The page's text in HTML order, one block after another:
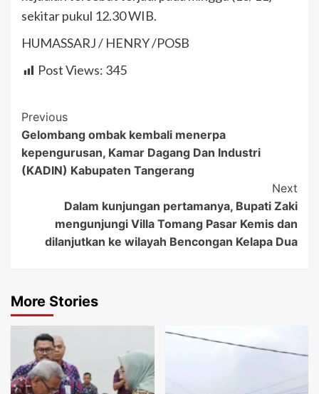
sekitar pukul 12.30 WIB.
HUMASSARJ / HENRY /POSB
Post Views: 345
Post
Navigation
Previous
Gelombang ombak kembali menerpa
kepengurusan, Kamar Dagang Dan Industri
(KADIN) Kabupaten Tangerang
Next
Dalam kunjungan pertamanya, Bupati Zaki
mengunjungi Villa Tomang Pasar Kemis dan
dilanjutkan ke wilayah Bencongan Kelapa Dua
More Stories